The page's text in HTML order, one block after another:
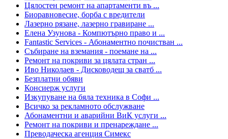
Цялостен ремонт на апартаменти въ ...
Биоравновесие, борба с вредители
Лазерно рязане, лазерно гравиране ...
Елена Узунова - Компютърно право и ...
Fantastic Services - Абонаментно почистван ...
Събиране на вземания - поемане на ...
Ремонт на покриви за цялата стран ...
Иво Николаев - Дисководещ за сватб ...
Безплатни обяви
Консиерж услуги
Изкупуване на бяла техника в Софи ...
Всичко за рекламното обслужване
Абонаментни и аварийни ВиК услуги ...
Ремонт на покриви и пренареждане ...
Преводаческа агенция Симекс